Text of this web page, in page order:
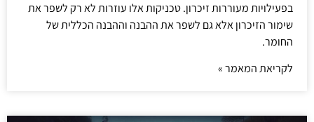
בפעילויות מעוררות זיכרון. טכניקות אלו עוזרות לא רק לשפר את
שימור הזיכרון אלא גם לשפר את ההבנה וההבנה הכללית של
החומר.
לקריאת המאמר »